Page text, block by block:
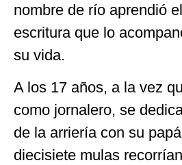
nombre de río aprendió
escritura que lo
su vida.
A los 17 años, a la vez
como jornalero, se
de la arriería con su
diecisiete mulas